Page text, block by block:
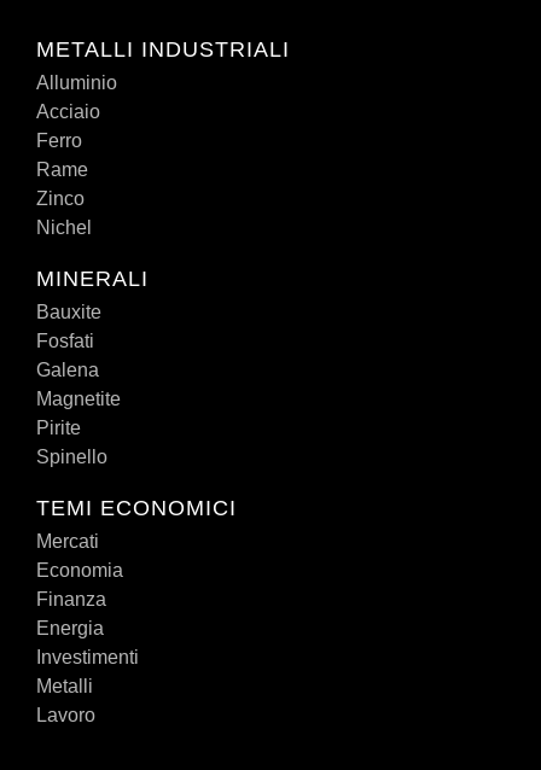
METALLI INDUSTRIALI
Alluminio
Acciaio
Ferro
Rame
Zinco
Nichel
MINERALI
Bauxite
Fosfati
Galena
Magnetite
Pirite
Spinello
TEMI ECONOMICI
Mercati
Economia
Finanza
Energia
Investimenti
Metalli
Lavoro